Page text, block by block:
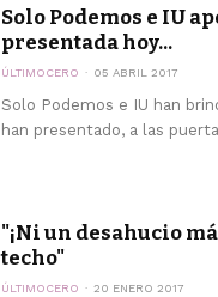
Solo Podemos e IU
presentada hoy...
ÚLTIMOCERO 05 ABRIL 2017
Solo Podemos e IU han
han presentado, a las
"¡Ni un desahucio
techo"
ÚLTIMOCERO 20 ENERO 2017